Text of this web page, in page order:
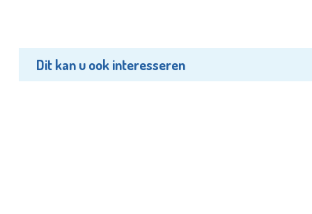
Dit kan u ook interesseren